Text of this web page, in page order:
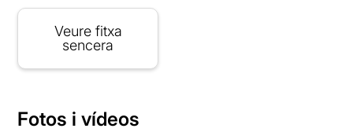
Veure fitxa
sencera
Fotos i vídeos